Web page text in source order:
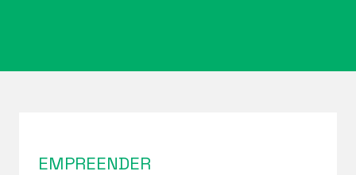
EMPREENDER